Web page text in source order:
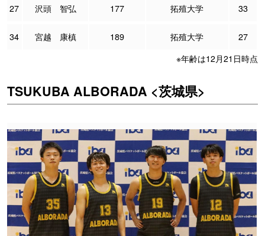
27 沢頭 智弘 177 拓殖大学 33
34 宮越 康槙 189 拓殖大学
27
※年齢は12月21日時点
TSUKUBA ALBORADA <茨城県>